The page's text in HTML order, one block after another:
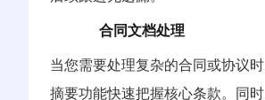
合同文档处理
当您需要处理复杂的合同或协议
摘要功能快速把握核心条款。同